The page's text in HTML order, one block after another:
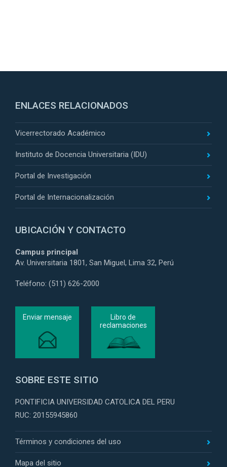
ENLACES RELACIONADOS
Vicerrectorado Académico
Instituto de Docencia Universitaria (IDU)
Portal de Investigación
Portal de Internacionalización
UBICACIÓN Y CONTACTO
Campus principal
Av. Universitaria 1801, San Miguel, Lima 32, Perú
Teléfono: (511) 626-2000
Enviar mensaje
Libro de
reclamaciones
SOBRE ESTE SITIO
PONTIFICIA UNIVERSIDAD CATOLICA DEL PERU
RUC: 20155945860
Términos y condiciones del uso
Mapa del sitio